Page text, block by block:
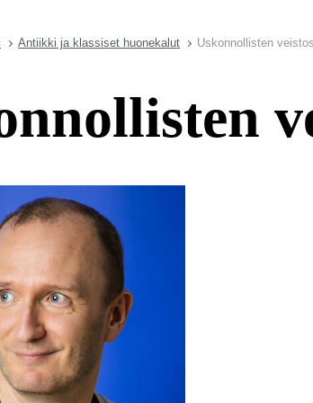
Antiikki ja klassiset huonekalut Uskonnollisten